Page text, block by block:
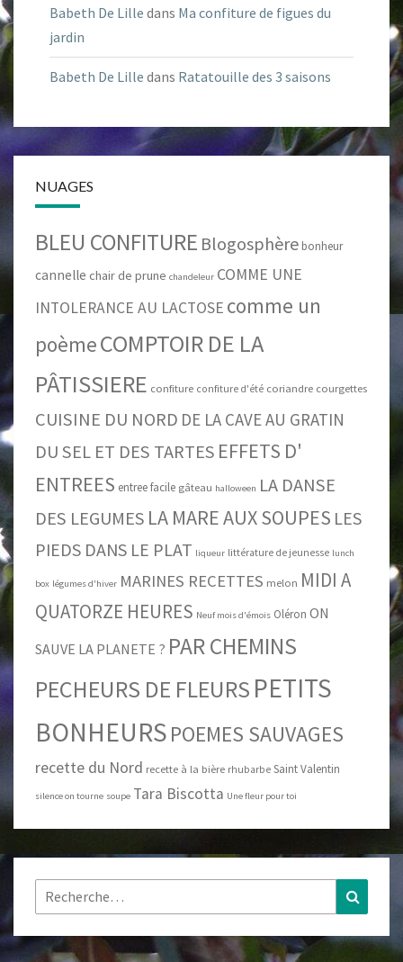
Babeth De Lille dans Ma confiture de figues du
jardin
Babeth De Lille dans Ratatouille des 3 saisons
NUAGES
BLEU CONFITURE Blogosphère bonheur
cannelle chair de prune chandeleur COMME UNE
INTOLERANCE AU LACTOSE comme un
poèmeCOMPTOIR DE LA
PÂTISSIERE confiture confiture d'été coriandre courgettes
CUISINE DU NORD DE LA CAVE AU GRATIN
DU SEL ET DES TARTES EFFETS D'
ENTREES entree facile gâteau halloween LA DANSE
DES LEGUMES LA MARE AUX SOUPES LES
PIEDS DANS LE PLAT liqueur littérature de jeunesse lunch
box légumes d'hiver MARINES RECETTES melon MIDI A
QUATORZE HEURES Neuf mois d'émois Oléron ON
SAUVE LA PLANETE ? PAR CHEMINS
PECHEURS DE FLEURS PETITS
BONHEURS POEMES SAUVAGES
recette du Nord recette à la bière rhubarbe Saint Valentin
silence on tourne soupe Tara Biscotta Une fleur pour toi
Rechercher :